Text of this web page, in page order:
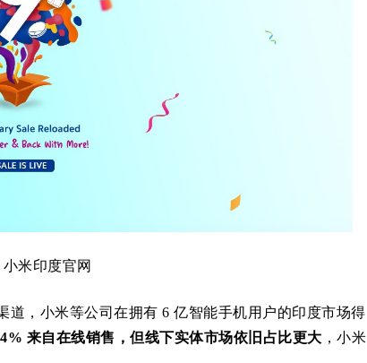
米印度官网
小米等公司在拥有 6 亿智能手机用户的印度市场得
来自在线销售，但线下实体市场依旧占比更大 ，小米